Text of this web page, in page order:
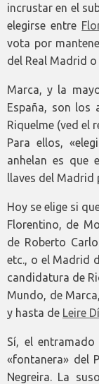
incrustar en el
elegirse entre
vota por
del Real Madrid o
Marca, y la
España, son los
Riquelme (ved el
Para ellos,
anhelan es que
llaves del
Hoy se elige si
Florentino, de
de Roberto
etc., o el Madrid
candidatura de
Mundo, de
y hasta de Leire
Sí, el
«fontanera» del
Negreira. La